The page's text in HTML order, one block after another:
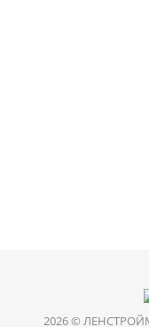
2026 ©